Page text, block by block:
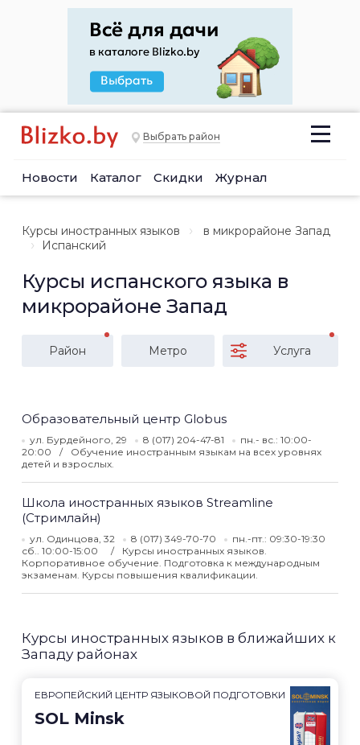
Выбрать район
Новости Каталог Скидки Журнал
Курсы иностранных языков
в микрорайоне Запад
Испанский
Курсы испанского языка в
микрорайоне Запад
Район Метро Услуга
Образовательный центр Globus
ул. Бурдейного, 29 8 (017) 204-47-81
пн.- вс.: 10:00-
20:00
Обучение иностранным языкам на всех уровнях
детей и взрослых.
Школа иностранных языков Streamline
(Стримлайн)
ул. Одинцова, 32 8 (017) 349-70-70
пн.-пт.: 09:30-19:30
сб.. 10:00-15:00
Курсы иностранных языков.
Корпоративное обучение. Подготовка к международным
экзаменам. Курсы повышения квалификации.
Курсы иностранных языков в ближайших к
Западу районах
ЕВРОПЕЙСКИЙ ЦЕНТР ЯЗЫКОВОЙ ПОДГОТОВКИ
SOL Minsk